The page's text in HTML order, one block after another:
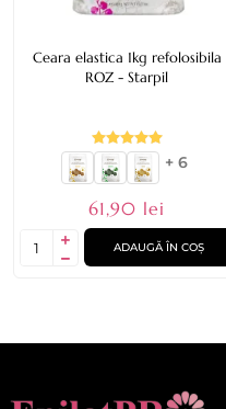
Ceara elastica 1kg refolosibila
ROZ - Starpil
+ 6
61,90 lei
ADAUGĂ ÎN COȘ